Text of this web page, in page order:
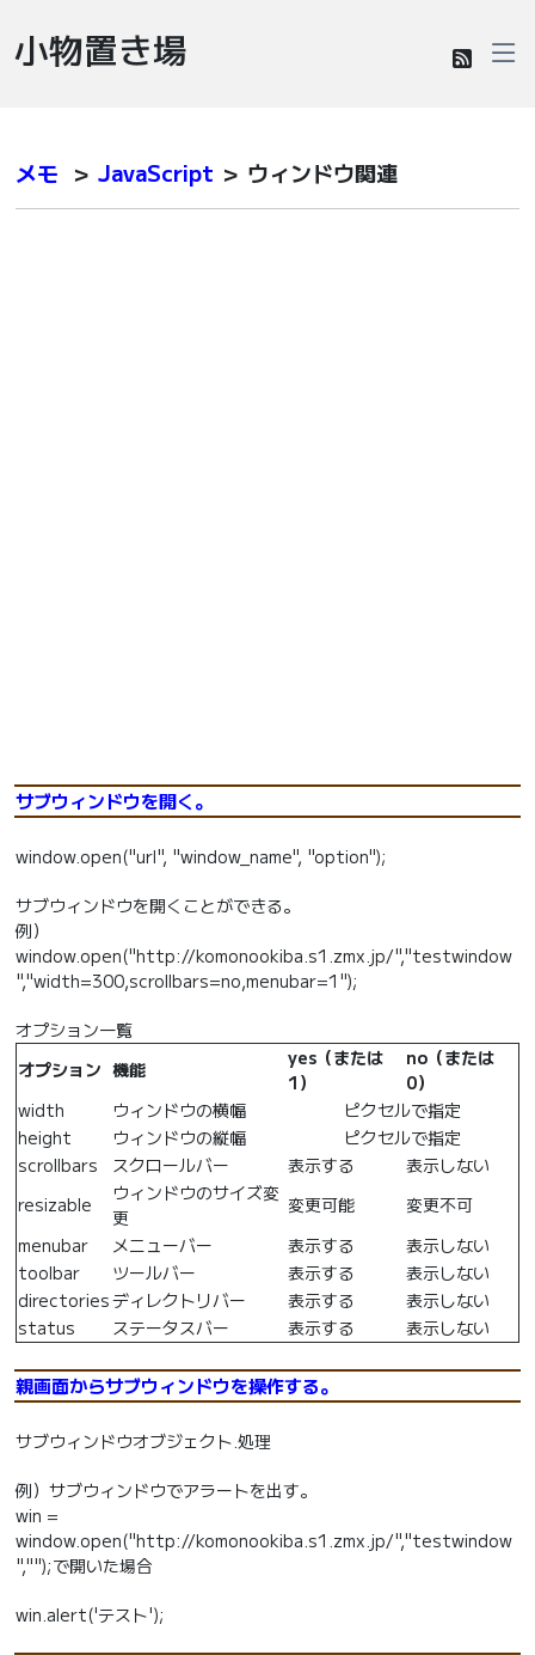
小物置き場
メモ ＞ JavaScript ＞ ウィンドウ関連
サブウィンドウを開く。
window.open("url", "window_name", "option");
サブウィンドウを開くことができる。
例）
window.open("http://komonookiba.s1.zmx.jp/","testwindow
","width=300,scrollbars=no,menubar=1");
オプション一覧
オプション 機能
yes（または
1）
no（または
0）
width
ウィンドウの横幅
ピクセルで指定
height
ウィンドウの縦幅
ピクセルで指定
scrollbars
スクロールバー 表示する
表示しない
resizable
ウィンドウのサイズ変
更
変更可能
変更不可
menubar
メニューバー 表示する
表示しない
toolbar
ツールバー 表示する
表示しない
directoriesディレクトリバー 表示する
表示しない
status
ステータスバー 表示する 表示しない
親画面からサブウィンドウを操作する。
サブウィンドウオブジェクト.処理
例）サブウィンドウでアラートを出す。
win =
window.open("http://komonookiba.s1.zmx.jp/","testwindow
","");で開いた場合
win.alert('テスト');